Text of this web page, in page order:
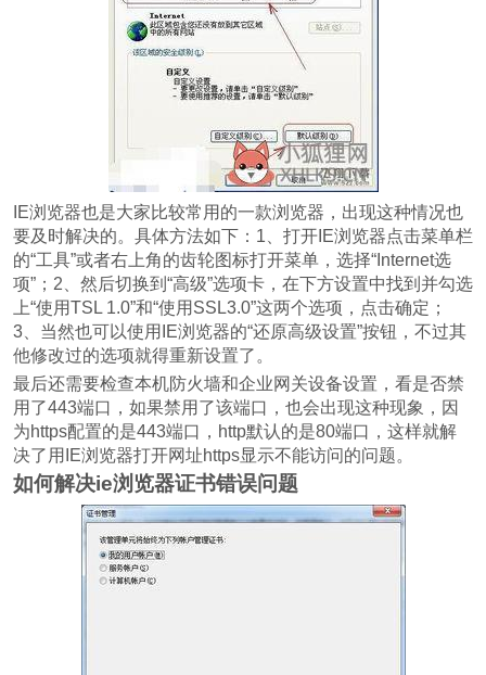
IE浏览器也是大家比较常用的一款浏览器，出现这种情况也
要及时解决的。具体方法如下：1、打开IE浏览器点击菜单栏
的“工具”或者右上角的齿轮图标打开菜单，选择“Internet选
项”；2、然后切换到“高级”选项卡，在下方设置中找到并勾选
上“使用TSL 1.0”和“使用SSL3.0”这两个选项，点击确定；
3、当然也可以使用IE浏览器的“还原高级设置”按钮，不过其
他修改过的选项就得重新设置了。
最后还需要检查本机防火墙和企业网关设备设置，看是否禁
用了443端口，如果禁用了该端口，也会出现这种现象，因
为https配置的是443端口，http默认的是80端口，这样就解
决了用IE浏览器打开网址https显示不能访问的问题。
如何解决ie浏览器证书错误问题